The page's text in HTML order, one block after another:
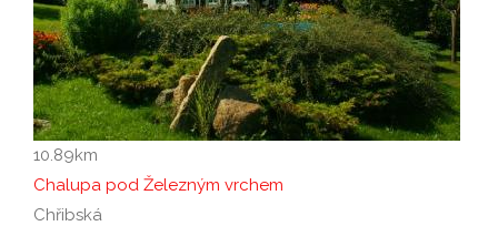
10.89km
Chalupa pod Železným vrchem
Chřibská